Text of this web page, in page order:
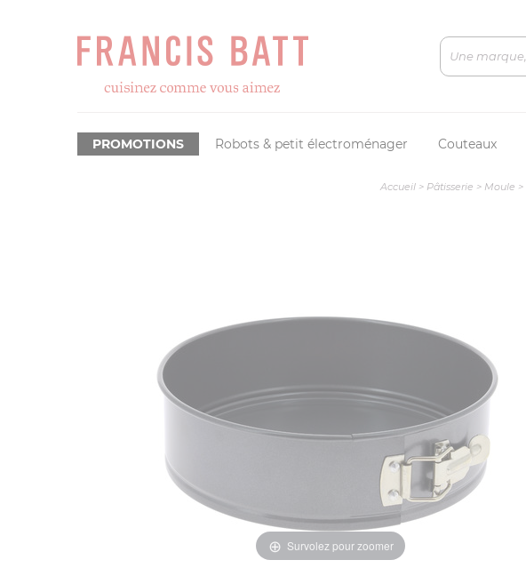
Robots & petit électroménager Couteaux
PROMOTIONS
Accueil > Pâtisserie > Moule >
Survolez pour zoomer